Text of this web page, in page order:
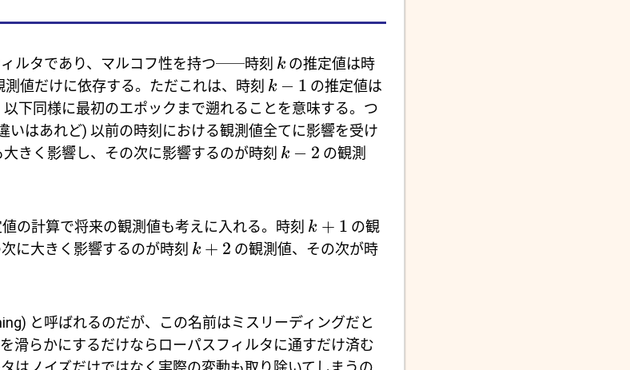
ルタであり、マルコフ性を持つ──時刻 k の推定値は時
測値だけに依存する。ただこれは、時刻 k − 1 の推定値は
下同様に最初のエポックまで遡れることを意味する。つ
いはあれど) 以前の時刻における観測値全てに影響を受け
きく影響し、その次に影響するのが時刻 k − 2 の観測
の計算で将来の観測値も考えに入れる。時刻 k + 1 の観
に大きく影響するのが時刻 k + 2 の観測値、その次が時
と呼ばれるのだが、この名前はミスリーディングだと
滑らかにするだけならローパスフィルタに通すだけ済む